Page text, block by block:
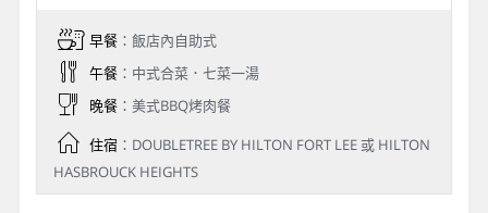
早餐：飯店內自助式
午餐：中式合菜．七菜一湯
晚餐：美式BBQ烤肉餐
住宿：DOUBLETREE BY HILTON FORT LEE 或 HILTON
HASBROUCK HEIGHTS